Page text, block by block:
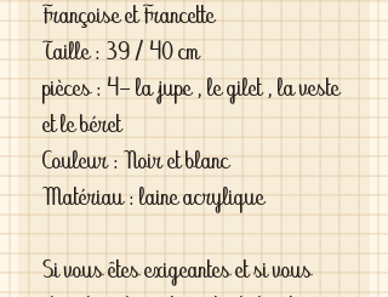
Françoise et Francette
Taille : 39 / 40 cm
pièces : 4- la jupe , le gilet , la veste
et le béret
Couleur : Noir et blanc
Matériau : laine acrylique
Si vous êtes exigeantes et si vous